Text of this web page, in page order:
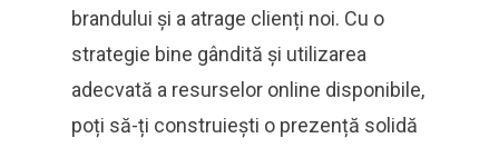
brandului și a atrage clienți noi. Cu o
strategie bine gândită și utilizarea
adecvată a resurselor online disponibile,
poți să-ți construiești o prezență solidă